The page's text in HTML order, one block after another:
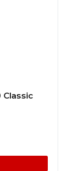
Classic